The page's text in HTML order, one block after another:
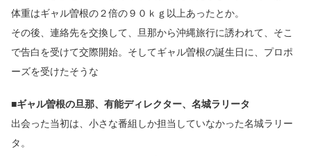
体重はギャル曽根の２倍の９０ｋｇ以上あったとか。
その後、連絡先を交換して、旦那から沖縄旅行に誘われて、そこ
で告白を受けて交際開始。そしてギャル曽根の誕生日に、プロポ
ーズを受けたそうな
■ギャル曽根の旦那、有能ディレクター、名城ラリータ
出会った当初は、小さな番組しか担当していなかった名城ラリー
タ。